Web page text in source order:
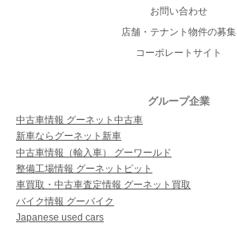
お問い合わせ
店舗・テナント物件の募集
コーポレートサイト
グループ企業
中古車情報 グーネット中古車
新車ならグーネット新車
中古車情報（輸入車） グーワールド
整備工場情報 グーネットピット
車買取・中古車査定情報 グーネット買取
バイク情報 グーバイク
Japanese used cars